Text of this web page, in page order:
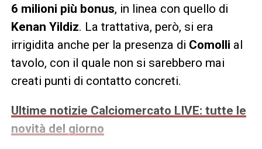
6 milioni più bonus, in linea con quello di
Kenan Yildiz. La trattativa, però, si era
irrigidita anche per la presenza di Comolli al
tavolo, con il quale non si sarebbero mai
creati punti di contatto concreti.
Ultime notizie Calciomercato LIVE: tutte le
novità del giorno